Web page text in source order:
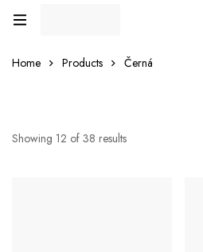
Home Products Černá
Showing 12 of 38 results